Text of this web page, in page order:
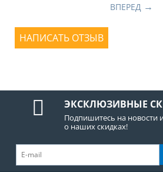
ВПЕРЕД
НАПИСАТЬ ОТЗЫВ
ЭКСКЛЮЗИВНЫЕ
Подпишитесь на новости
о наших скидках!